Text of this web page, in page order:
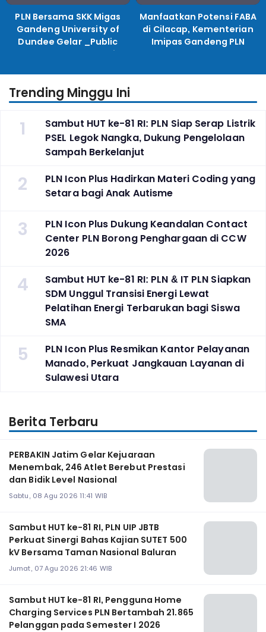
PLN Bersama SKK Migas
Gandeng University of
Dundee Gelar _Public
Lecture_, Kolaborasi
Manfaatkan Potensi FABA
di Cilacap, Kementerian
Imipas Gandeng PLN
Trending Minggu Ini
1
Sambut HUT ke-81 RI: PLN Siap Serap Listrik
PSEL Legok Nangka, Dukung Pengelolaan
Sampah Berkelanjut
2
PLN Icon Plus Hadirkan Materi Coding yang
Setara bagi Anak Autisme
3
PLN Icon Plus Dukung Keandalan Contact
Center PLN Borong Penghargaan di CCW
2026
4
Sambut HUT ke-81 RI: PLN & IT PLN Siapkan
SDM Unggul Transisi Energi Lewat
Pelatihan Energi Terbarukan bagi Siswa
SMA
5
PLN Icon Plus Resmikan Kantor Pelayanan
Manado, Perkuat Jangkauan Layanan di
Sulawesi Utara
Berita Terbaru
PERBAKIN Jatim Gelar Kejuaraan
Menembak, 246 Atlet Berebut Prestasi
dan Bidik Level Nasional
Sabtu, 08 Agu 2026 11:41 WIB
Sambut HUT ke-81 RI, PLN UIP JBTB
Perkuat Sinergi Bahas Kajian SUTET 500
kV Bersama Taman Nasional Baluran
Jumat, 07 Agu 2026 21:46 WIB
Sambut HUT ke-81 RI, Pengguna Home
Charging Services PLN Bertambah 21.865
Pelanggan pada Semester I 2026